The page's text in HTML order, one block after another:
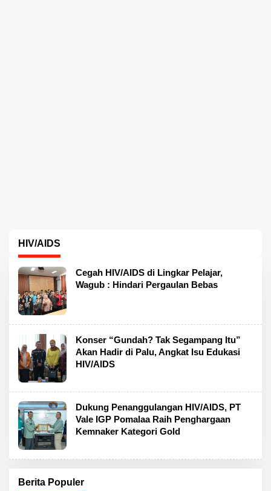
HIV/AIDS
Cegah HIV/AIDS di Lingkar Pelajar,
Wagub : Hindari Pergaulan Bebas
Konser “Gundah? Tak Segampang Itu”
Akan Hadir di Palu, Angkat Isu Edukasi
HIV/AIDS
Dukung Penanggulangan HIV/AIDS, PT
Vale IGP Pomalaa Raih Penghargaan
Kemnaker Kategori Gold
Berita Populer